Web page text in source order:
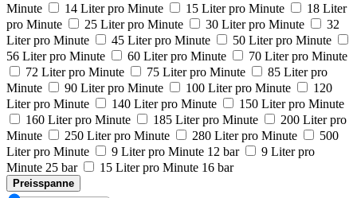
Minute
14 Liter pro Minute 15 Liter pro Minute
18 Liter
pro Minute
25 Liter pro Minute 30 Liter pro Minute
32
Liter pro Minute
45 Liter pro Minute
50 Liter pro Minute
56 Liter pro Minute
60 Liter pro Minute
70 Liter pro Minute
72 Liter pro Minute
75 Liter pro Minute
85 Liter pro
Minute
90 Liter pro Minute 100 Liter pro Minute
120
Liter pro Minute
140 Liter pro Minute
150 Liter pro Minute
160 Liter pro Minute
185 Liter pro Minute
200 Liter pro
Minute
250 Liter pro Minute 280 Liter pro Minute
500
Liter pro Minute
9 Liter pro Minute 12 bar
9 Liter pro
Minute 25 bar
15 Liter pro Minute 16 bar
Preisspanne